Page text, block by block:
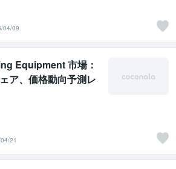
04/09
Equipment 市場：
ア、価格動向予測レ
21